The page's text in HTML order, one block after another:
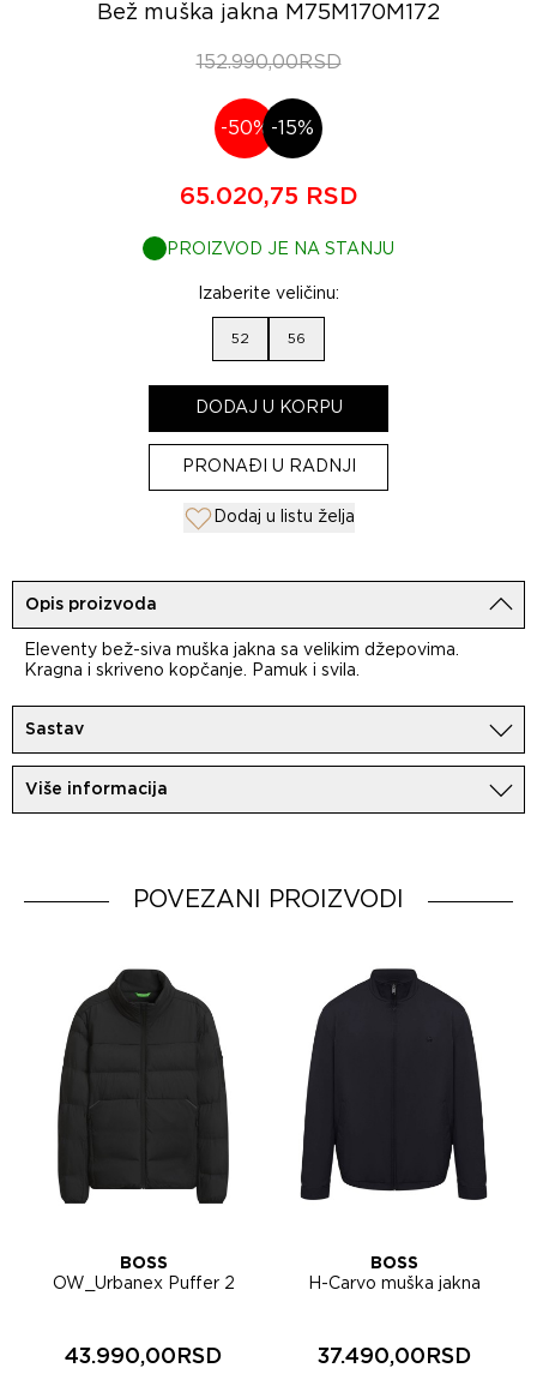
Bež muška jakna M75M170M172
152.990,00RSD
-50% -15%
65.020,75 RSD
PROIZVOD JE NA STANJU
Izaberite veličinu:
52 56
DODAJ U KORPU
PRONAĐI U RADNJI
Dodaj u listu želja
Opis proizvoda
Eleventy bež-siva muška jakna sa velikim džepovima.
Kragna i skriveno kopčanje. Pamuk i svila.
Sastav
29%Svila
Više informacija
POVEZANI PROIZVODI
BOSS
OW_Urbanex Puffer 2
43.990,00RSD
BOSS
H-Carvo muška jakna
37.490,00RSD